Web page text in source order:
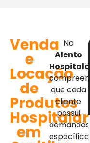
Venda
e
Locação
de
Produtos
em
Na
Alento
Hospitalar
que cada
cliente
possui
demandas
específicas,